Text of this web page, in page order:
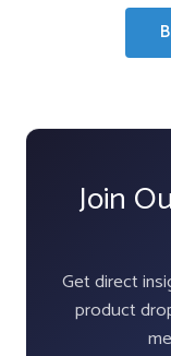
€24,00.
Join
Get direct
product